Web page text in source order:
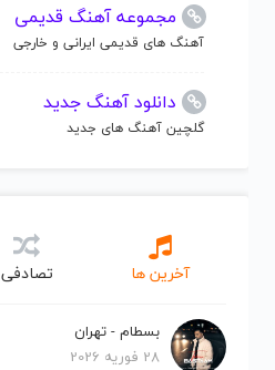
مجموعه آهنگ قدیمی
آهنگ های قدیمی ایرانی و خارجی
دانلود آهنگ جدید
گلچین آهنگ های جدید
آخرین ها تصادفی
بسطام - تهران
28 فوریه 2026